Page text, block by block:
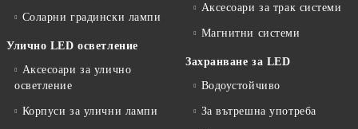
Соларни градински лампи
Улично LED осветление
Аксесоари за улично
осветление
Корпуси за улични лампи
Аксесоари за трак системи
Магнитни системи
Захранване за LED
Водоустойчиво
За вътрешна употреба